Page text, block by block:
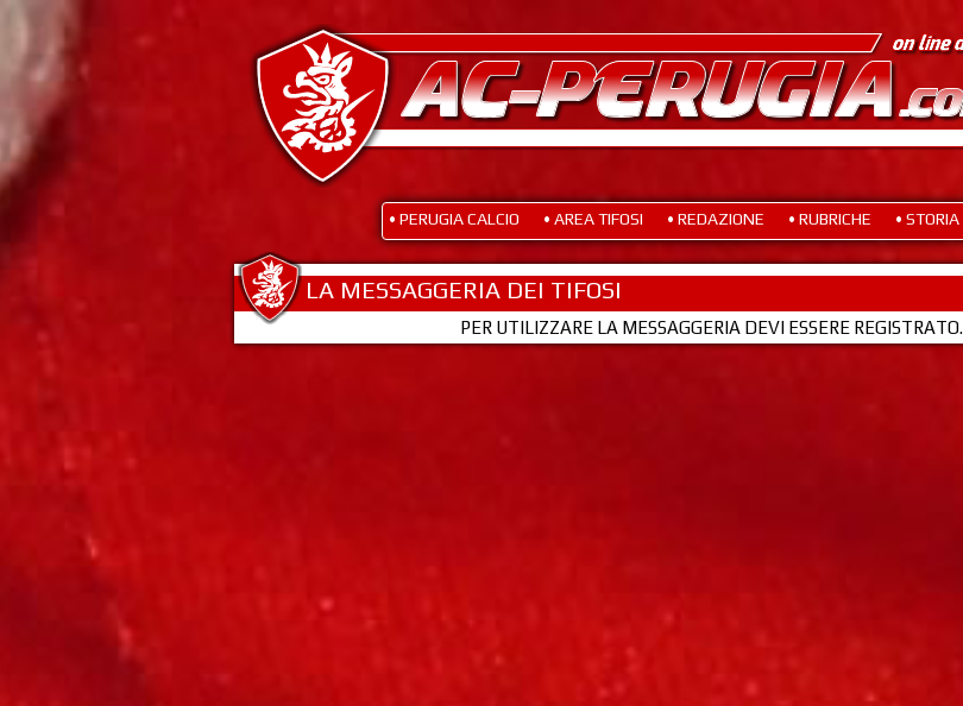
• PERUGIA CALCIO • AREA TIFOSI • REDAZIONE • RUBRICHE • STORIA
LA MESSAGGERIA DEI TIFOSI
PER UTILIZZARE LA MESSAGGERIA DEVI ESSERE REGISTRATO.